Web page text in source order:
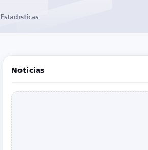
Estadísticas
Noticias